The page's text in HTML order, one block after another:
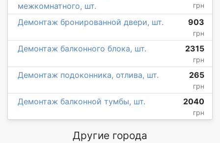
межкомнатного, шт.
грн
Демонтаж бронированной двери, шт. 903
грн
Демонтаж балконного блока, шт. 2315
грн
Демонтаж подоконника, отлива, шт. 265
грн
Демонтаж балконной тумбы, шт. 2040
грн
Другие города